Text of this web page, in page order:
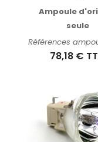
Ampoule
seule
Références
78,18 €